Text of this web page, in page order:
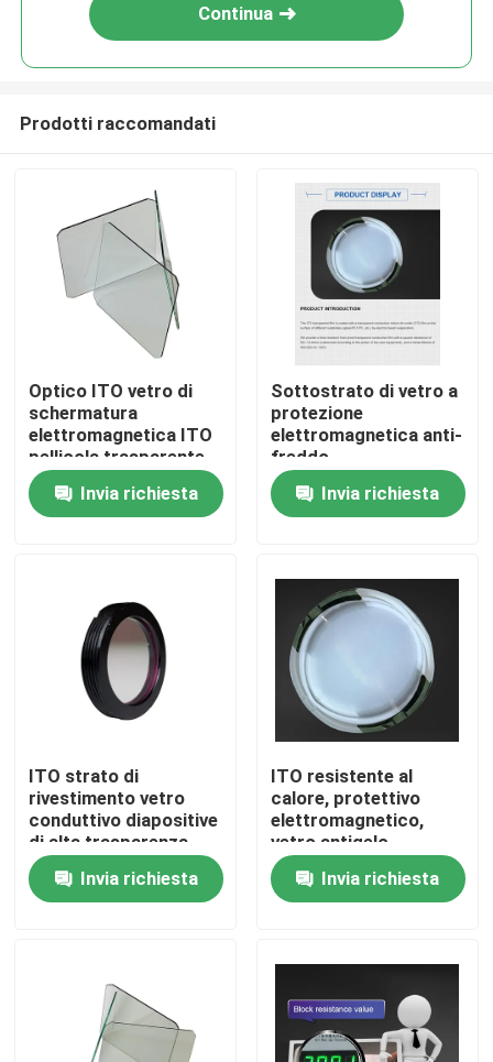
Casa
Prodotti
Chi siamo
Fatory Tour
Controllo di qualità
Contattaci
Filtro a banda ottica
Filtro a banda fluorescente
Continua
Prodotti raccomandati
Optico ITO vetro di
schermatura
elettromagnetica ITO
pellicola trasparente
conduttiva
Invia richiesta
Sottostrato di vetro a
protezione
elettromagnetica anti-
freddo
Invia richiesta
ITO strato di
rivestimento vetro
conduttivo diapositive
di alta trasparenza
128.5x44x1.1mm
Invia richiesta
ITO resistente al
calore, protettivo
elettromagnetico,
vetro antigelo
Invia richiesta